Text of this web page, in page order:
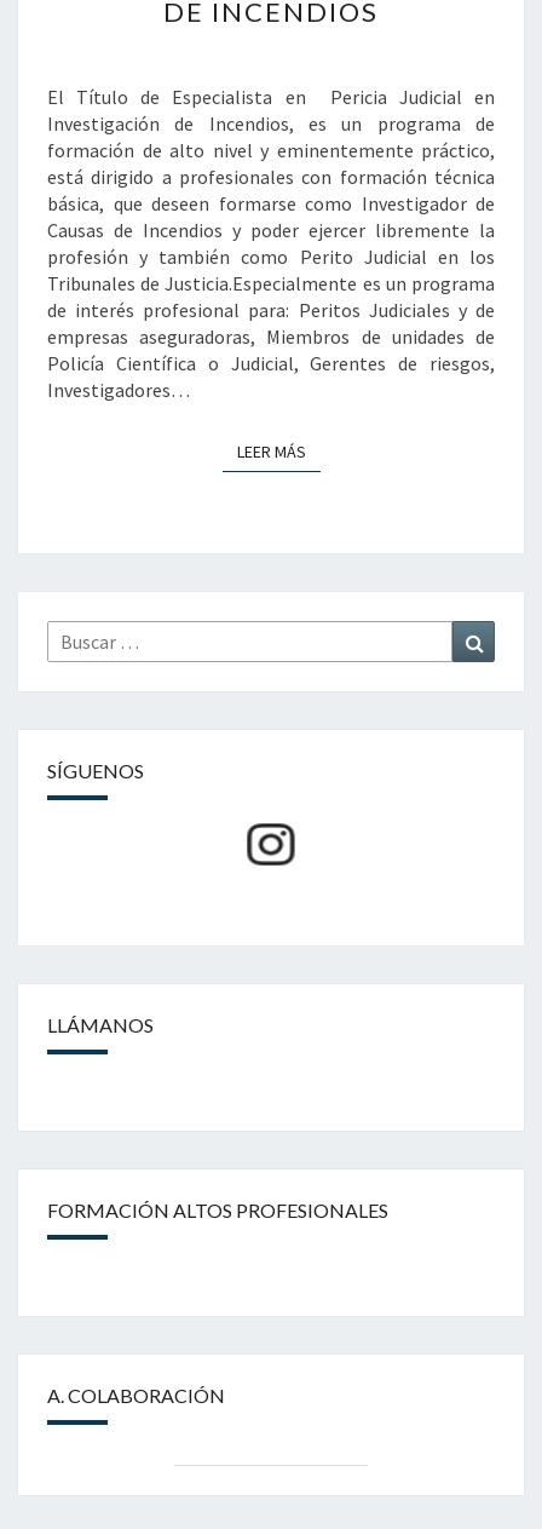
PERICIA
INVESTIGACIÓN
DE
INCENDIOS
DE INCENDIOS
El Título de Especialista en Pericia Judicial en
Investigación de Incendios, es un programa de
formación de alto nivel y eminentemente práctico,
está dirigido a profesionales con formación técnica
básica, que deseen formarse como Investigador de
Causas de Incendios y poder ejercer libremente la
profesión y también como Perito Judicial en los
Tribunales de Justicia.Especialmente es un programa
de interés profesional para: Peritos Judiciales y de
empresas aseguradoras, Miembros de unidades de
Policía Científica o Judicial, Gerentes de riesgos,
Investigadores…
LEER MÁSLEER MÁS
Buscar
por:
SÍGUENOS
LLÁMANOS
FORMACIÓN ALTOS PROFESIONALES
A. COLABORACIÓN